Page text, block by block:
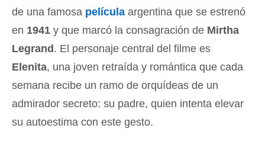
de una famosa película argentina que se estrenó
en 1941 y que marcó la consagración de Mirtha
Legrand . El personaje central del filme es
Elenita, una joven retraída y romántica que cada
semana recibe un ramo de orquídeas de un
admirador secreto: su padre, quien intenta elevar
su autoestima con este gesto.